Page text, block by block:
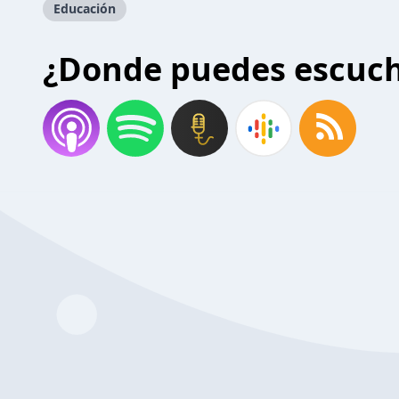
Educación
¿Donde puedes